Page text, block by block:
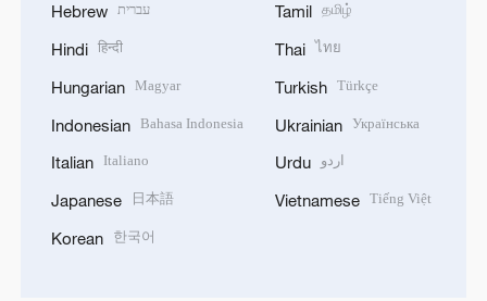
Hebrew עברית
Hindi हिन्दी
Hungarian Magyar
Indonesian Bahasa Indonesia
Italian Italiano
Japanese 日本語
Korean 한국어
Tamil தமிழ்
Thai ไทย
Turkish Türkçe
Ukrainian Українська
Urdu اردو
Vietnamese Tiếng Việt